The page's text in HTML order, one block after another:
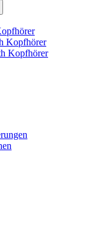
Kopfhörer
Kopfhörer